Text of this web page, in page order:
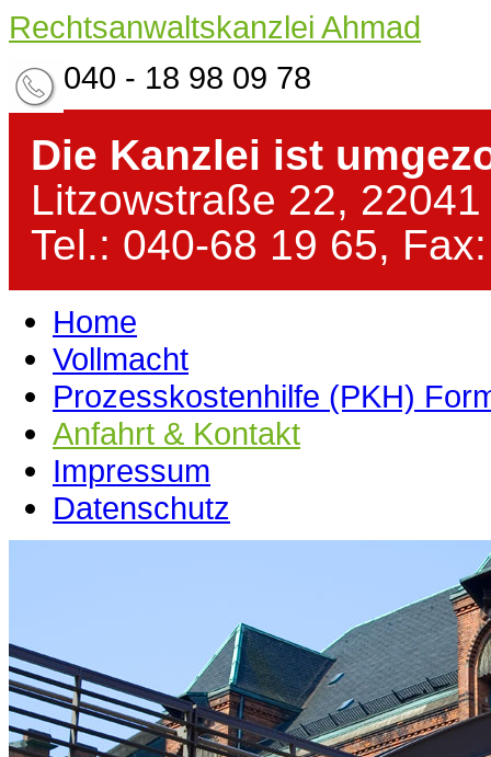
Rechtsanwaltskanzlei Ahmad
040 - 18 98 09 78
Die Kanzlei ist
Litzowstraße 22,
Tel.: 040-68 19 65,
Home
Vollmacht
Prozesskostenhilfe (PKH)
Anfahrt & Kontakt
Impressum
Datenschutz